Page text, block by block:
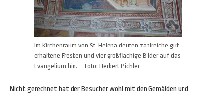
Im Kirchenraum von St. Helena deuten zahlreiche gut
erhaltene Fresken und vier großflächige Bilder auf das
Evangelium hin. – Foto: Herbert Pichler
Nicht gerechnet hat der Besucher wohl mit den Gemälden und